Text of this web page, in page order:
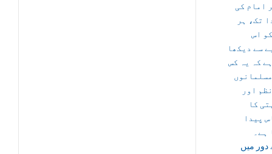
امام کی
تک، ہر
اس
سے دیکھا
کہ یہ کس
اور
کا
پیدا
ہے۔
دور میں